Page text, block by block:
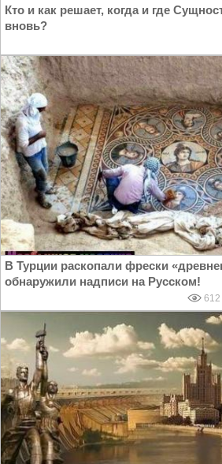
Кто и как решает, когда и где
вновь?
В Турции раскопали фрески
обнаружили надписи на Русском!
612